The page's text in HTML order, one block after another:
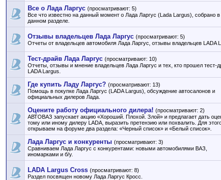
Все о Лада Ларгус (просматривают: 5)
Все что известно на данный момент о Лада Ларгус (Lada Largus), собрано в
данном разделе.
Отзывы владельцев Лада Ларгус (просматривают: 5)
Отчеты от владельцев автомобиля Лада Ларгус, отзывы владельцев LADA
Тест-драйв Лада Ларгус (просматривают: 10)
Отчеты, отзывы и мнение владельцев Лада Ларгус и тех, кто прошел тест-
LADA Largus.
Где купить Ладу Ларгус? (просматривают: 13)
Помощь в покупке Лада Ларгус (LADA Largus), обсуждение автосалонов и
официальных дилеров Лада.
Оцените работу официального дилера! (просматривают: 2)
АВТОВАЗ запускает акцию «Хороший. Плохой. Злой» и предлагает дать
тому или иному дилеру LADA, выразить претензию или похвалить. Для
открываем на форуме два раздела: «Черный список» и «Белый список».
Лада Ларгус и конкуренты (просматривают: 3)
Сравниваем Лада Ларгус с конкурентами: новыми автомобилями ВАЗ,
иномарками и б/у.
LADA Largus Cross (просматривают: 8)
Раздел посвящен новому Лада Ларгус Кросс.